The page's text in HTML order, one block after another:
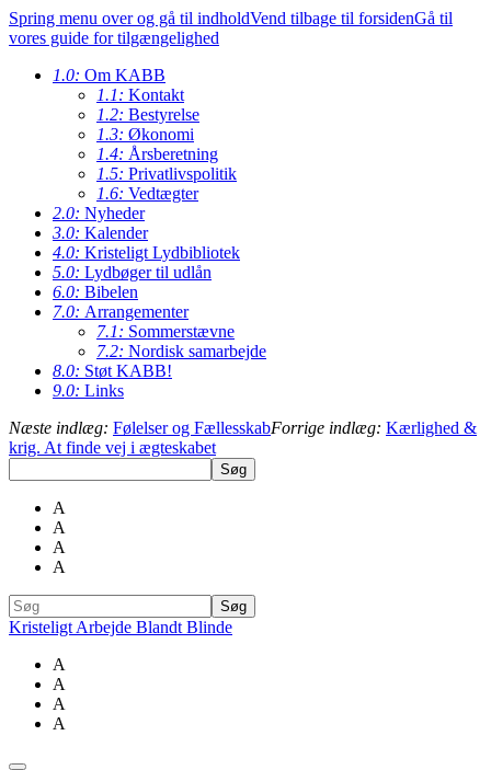
Spring menu over og gå til indholdVend tilbage til forsidenGå til
vores guide for tilgængelighed
1.0: Om KABB
1.1: Kontakt
1.2: Bestyrelse
1.3: Økonomi
1.4: Årsberetning
1.5: Privatlivspolitik
1.6: Vedtægter
2.0: Nyheder
3.0: Kalender
4.0: Kristeligt Lydbibliotek
5.0: Lydbøger til udlån
6.0: Bibelen
7.0: Arrangementer
7.1: Sommerstævne
7.2: Nordisk samarbejde
8.0: Støt KABB!
9.0: Links
Næste indlæg: Følelser og FællesskabForrige indlæg: Kærlighed &
krig. At finde vej i ægteskabet
A
A
A
A
Kristeligt Arbejde Blandt Blinde
A
A
A
A